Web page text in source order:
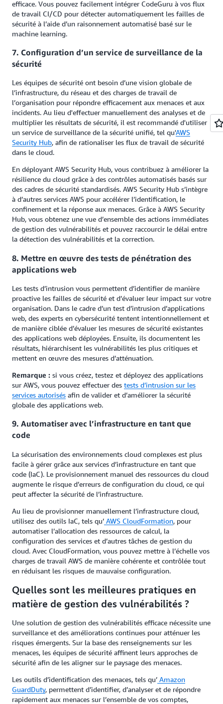
efficace. Vous pouvez facilement intégrer CodeGuru à vos flux
de travail CI/CD pour détecter automatiquement les failles de
sécurité à l’aide d’un raisonnement automatisé basé sur le
machine learning.
7. Configuration d’un service de surveillance de la
sécurité
Les équipes de sécurité ont besoin d’une vision globale de
l’infrastructure, du réseau et des charges de travail de
l’organisation pour répondre efficacement aux menaces et aux
incidents. Au lieu d'effectuer manuellement des analyses et de
multiplier les résultats de sécurité, il est recommandé d'utiliser
un service de surveillance de la sécurité unifié, tel qu'AWS
Security Hub, afin de rationaliser les flux de travail de sécurité
dans le cloud.
En déployant AWS Security Hub, vous contribuez à améliorer la
résilience du cloud grâce à des contrôles automatisés basés sur
des cadres de sécurité standardisés. AWS Security Hub s’intègre
à d’autres services AWS pour accélérer l’identification, le
confinement et la réponse aux menaces. Grâce à AWS Security
Hub, vous obtenez une vue d’ensemble des actions immédiates
de gestion des vulnérabilités et pouvez raccourcir le délai entre
la détection des vulnérabilités et la correction.
8. Mettre en œuvre des tests de pénétration des
applications web
Les tests d’intrusion vous permettent d’identifier de manière
proactive les failles de sécurité et d’évaluer leur impact sur votre
organisation. Dans le cadre d’un test d’intrusion d’applications
web, des experts en cybersécurité tentent intentionnellement et
de manière ciblée d’évaluer les mesures de sécurité existantes
des applications web déployées. Ensuite, ils documentent les
résultats, hiérarchisent les vulnérabilités les plus critiques et
mettent en œuvre des mesures d’atténuation.
Remarque : si vous créez, testez et déployez des applications
sur AWS, vous pouvez effectuer des tests d’intrusion sur les
services autorisés afin de valider et d’améliorer la sécurité
globale des applications web.
9. Automatiser avec l’infrastructure en tant que
code
La sécurisation des environnements cloud complexes est plus
facile à gérer grâce aux services d’infrastructure en tant que
code (IaC). Le provisionnement manuel des ressources du cloud
augmente le risque d’erreurs de configuration du cloud, ce qui
peut affecter la sécurité de l’infrastructure.
Au lieu de provisionner manuellement l’infrastructure cloud,
utilisez des outils IaC, tels qu’ AWS CloudFormation, pour
automatiser l’allocation des ressources de calcul, la
configuration des services et d’autres tâches de gestion du
cloud. Avec CloudFormation, vous pouvez mettre à l’échelle vos
charges de travail AWS de manière cohérente et contrôlée tout
en réduisant les risques de mauvaise configuration.
Quelles sont les meilleures pratiques en
matière de gestion des vulnérabilités ?
Une solution de gestion des vulnérabilités efficace nécessite une
surveillance et des améliorations continues pour atténuer les
risques émergents. Sur la base des renseignements sur les
menaces, les équipes de sécurité affinent leurs approches de
sécurité afin de les aligner sur le paysage des menaces.
Les outils d’identification des menaces, tels qu’ Amazon
GuardDuty, permettent d’identifier, d’analyser et de répondre
rapidement aux menaces sur l’ensemble de vos comptes,